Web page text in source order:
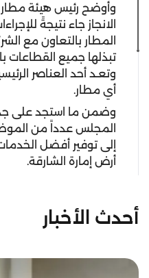
وأوضح رئيس هيئة مطار
الانجاز جاء نتيجةً
المطار بالتعاون مع
تبذلها جميع القطاعات
وتعـد أحد العناصر
أي مطار.
وضمن ما استجد على
المجلس عدداً من
إلى توفير أفضل
أرض إمارة الشارقة.
أحدث الأخبار